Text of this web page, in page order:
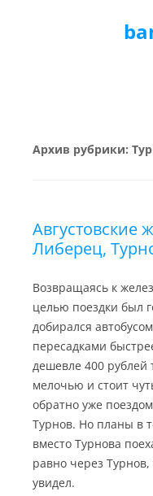
Архив рубрики:
Августовские
Либерец,
Возвращаясь к
целью поездки был
добирался
пересадками
дешевле 400 рублей
мелочью и стоит
обратно уже
Турнов. Но планы в
вместо Турнова
равно через
увидел.